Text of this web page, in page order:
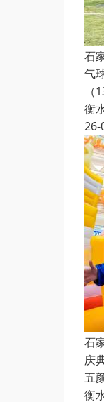
石
气
衡
26-
石
庆
五
衡